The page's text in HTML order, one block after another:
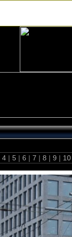
4 | 5 | 6 | 7 | 8 | 9 |